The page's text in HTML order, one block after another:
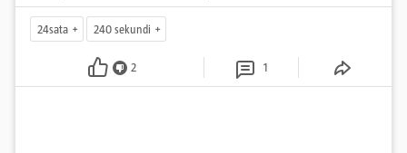
24sata 240 sekundi
2 1